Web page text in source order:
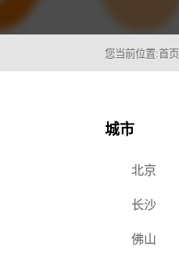
您当前位置:首页
城市
北京
长沙
佛山